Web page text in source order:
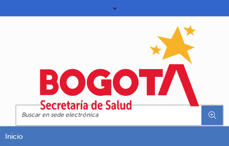
Inicio